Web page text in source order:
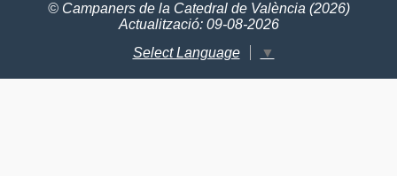
© Campaners de la Catedral de València (2026)
Actualització: 09-08-2026
Select Language
▼